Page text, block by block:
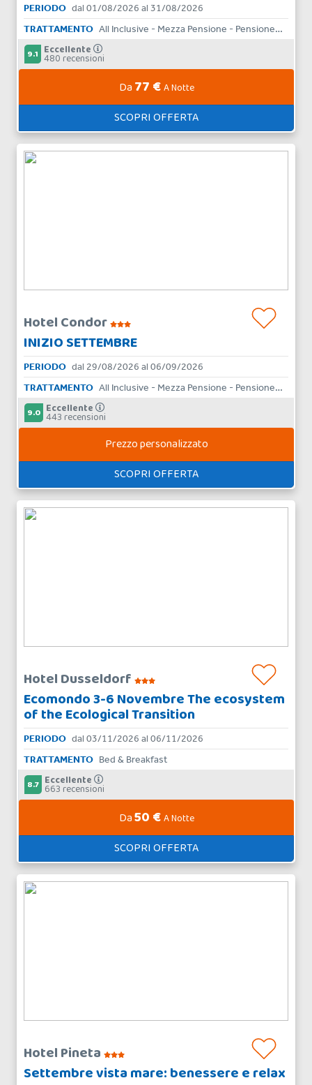
PERIODO dal 01/08/2026 al 31/08/2026
TRATTAMENTO
All Inclusive - Mezza Pensione - Pensione Completa - Bed & Breakfast - Solo Pernottamento
9.1 Eccellente
480 recensioni
Da 77 €A Notte
SCOPRI OFFERTA
Hotel Condor
INIZIO SETTEMBRE
PERIODO dal 29/08/2026 al 06/09/2026
TRATTAMENTO
All Inclusive - Mezza Pensione - Pensione Completa - Bed & Breakfast - Aparthotel - Skipass - Solo Pernottamento
9.0 Eccellente
443 recensioni
Prezzo personalizzato
SCOPRI OFFERTA
Hotel Dusseldorf
Ecomondo 3-6 Novembre The ecosystem
of the Ecological Transition
PERIODO dal 03/11/2026 al 06/11/2026
TRATTAMENTO Bed & Breakfast
8.7 Eccellente
663 recensioni
Da50 €A Notte
SCOPRI OFFERTA
Hotel Pineta
Settembre vista mare: benessere e relax